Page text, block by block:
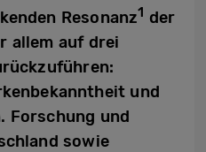
Resonanz1 der
allem auf drei
und
Forschung und
sowie